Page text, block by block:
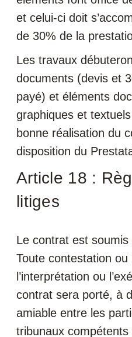
et celui-ci doit
de 30% de la
Les travaux
documents (devis et
payé) et éléments
graphiques et
bonne réalisation du
disposition du
Article 18 :
litiges
Le contrat est
Toute contestation
l’interprétation ou
contrat sera porté, à
amiable entre les
tribunaux